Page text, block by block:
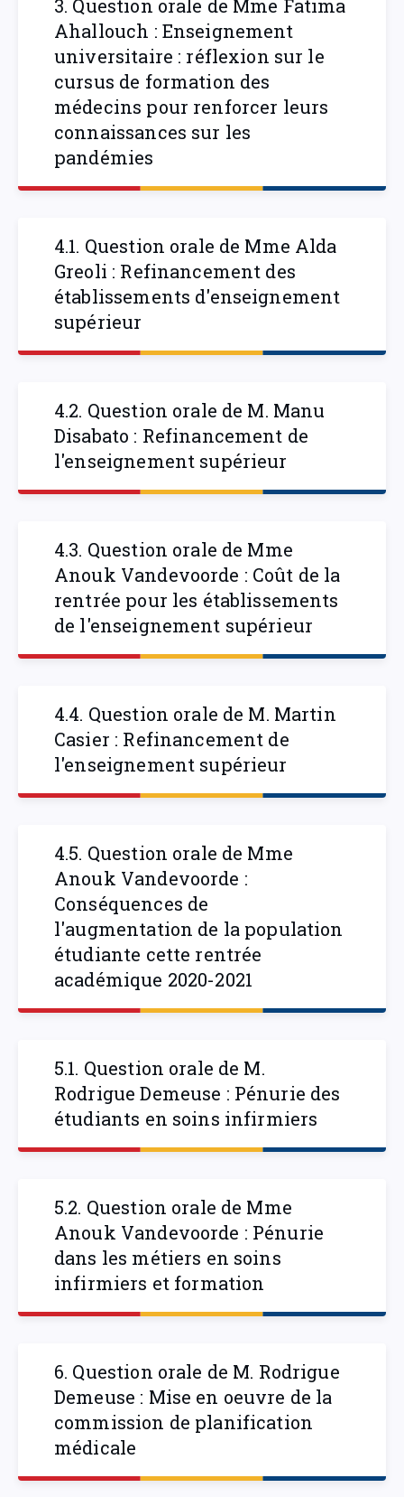
3. Question orale de Mme Fatima
Ahallouch : Enseignement
universitaire : réflexion sur le
cursus de formation des
médecins pour renforcer leurs
connaissances sur les
pandémies
4.1. Question orale de Mme Alda
Greoli : Refinancement des
établissements d'enseignement
supérieur
4.2. Question orale de M. Manu
Disabato : Refinancement de
l'enseignement supérieur
4.3. Question orale de Mme
Anouk Vandevoorde : Coût de la
rentrée pour les établissements
de l'enseignement supérieur
4.4. Question orale de M. Martin
Casier : Refinancement de
l'enseignement supérieur
4.5. Question orale de Mme
Anouk Vandevoorde :
Conséquences de
l'augmentation de la population
étudiante cette rentrée
académique 2020-2021
5.1. Question orale de M.
Rodrigue Demeuse : Pénurie des
étudiants en soins infirmiers
5.2. Question orale de Mme
Anouk Vandevoorde : Pénurie
dans les métiers en soins
infirmiers et formation
6. Question orale de M. Rodrigue
Demeuse : Mise en oeuvre de la
commission de planification
médicale